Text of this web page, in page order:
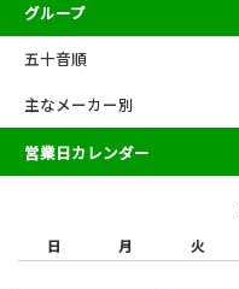
グループ
五十音順
主なメーカー別
営業日カレンダー
日
月 火